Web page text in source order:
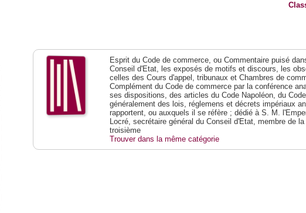
Esprit du Code de commerce, ou Commentaire puisé
Conseil d'Etat, les exposés de motifs et discours, les
celles des Cours d'appel, tribunaux et Chambres de
Complément du Code de commerce par la conférence
ses dispositions, des articles du Code Napoléon, du
généralement des lois, réglemens et décrets impériaux
rapportent, ou auxquels il se réfère ; dédié à S. M.
Locré, secrétaire général du Conseil d'Etat, membre de
troisième
Trouver dans la même catégorie